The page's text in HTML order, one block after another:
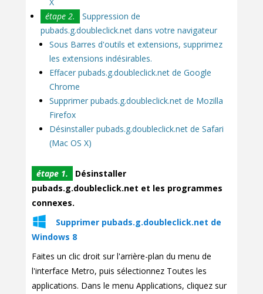
étape 2.
Suppression de
pubads.g.doubleclick.net dans votre navigateur
Sous Barres d'outils et extensions, supprimez
les extensions indésirables.
Effacer pubads.g.doubleclick.net de Google
Chrome
Supprimer pubads.g.doubleclick.net de Mozilla
Firefox
Désinstaller pubads.g.doubleclick.net de Safari
(Mac OS X)
étape 1.
Désinstaller
pubads.g.doubleclick.net et les programmes
connexes.
Supprimer pubads.g.doubleclick.net de
Windows 8
Faites un clic droit sur l'arrière-plan du menu de
l'interface Metro, puis sélectionnez Toutes les
applications. Dans le menu Applications, cliquez sur